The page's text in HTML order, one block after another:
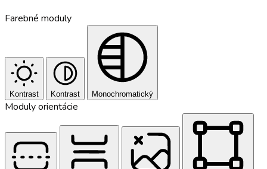
Farebné moduly
Kontrast Kontrast Monochromatický
Moduly orientácie